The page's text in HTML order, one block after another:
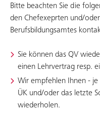
Bitte beachten Sie die
den Chefexeprten und/
Berufsbildungsamtes
Sie können das QV
einen Lehrvertrag resp.
Wir empfehlen Ihnen -
ÜK und/oder das letzte
wiederholen.